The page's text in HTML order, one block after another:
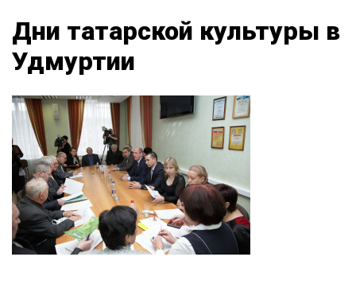
Дни татарской культуры в
Удмуртии